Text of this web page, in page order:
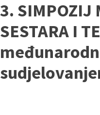
3. SIMPOZIJ
SESTARA I